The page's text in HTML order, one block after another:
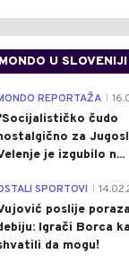
MONDO U SLOVENIJI
REPORTAŽA
čudo
za
je izgubilo n...
SPORTOVI
poslije
Igrači Borca
da mogu!